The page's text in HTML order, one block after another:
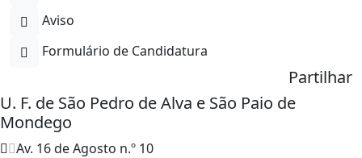
Aviso
Formulário de Candidatura
Partilhar
U. F. de São Pedro de Alva e São Paio de
Mondego
Av. 16 de Agosto n.º 10